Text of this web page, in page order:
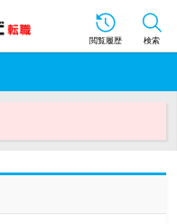
閲覧履歴 検索